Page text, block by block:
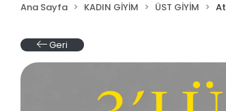
Ana Sayfa KADIN GİYİM ÜST GİYİM
Geri